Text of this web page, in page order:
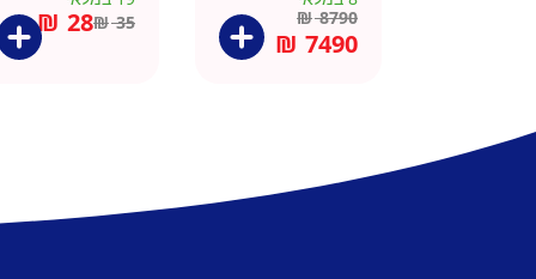
וכיור ₪8790
₪ 7490
₪35
₪ 28